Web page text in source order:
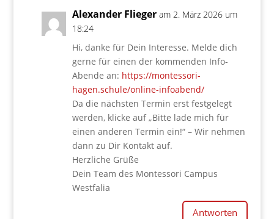
Alexander Flieger am 2. März 2026 um
18:24
Hi, danke für Dein Interesse. Melde dich
gerne für einen der kommenden Info-
Abende an: https://montessori-
hagen.schule/online-infoabend/
Da die nächsten Termin erst festgelegt
werden, klicke auf „Bitte lade mich für
einen anderen Termin ein!“ – Wir nehmen
dann zu Dir Kontakt auf.
Herzliche Grüße
Dein Team des Montessori Campus
Westfalia
Antworten